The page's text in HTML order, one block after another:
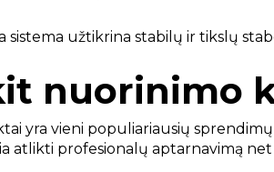
užtikrina stabilų ir tikslų
nuorinimo
yra vieni populiariausių
atlikti profesionalų aptarnavimą